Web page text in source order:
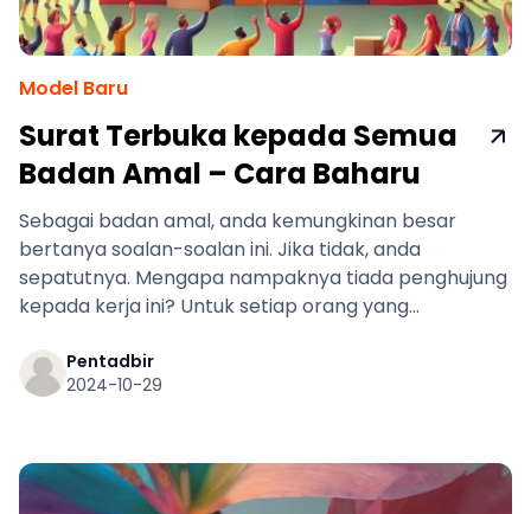
Model Baru
Surat Terbuka kepada Semua
Badan Amal – Cara Baharu
Sebagai badan amal, anda kemungkinan besar
bertanya soalan-soalan ini. Jika tidak, anda
sepatutnya. Mengapa nampaknya tiada penghujung
kepada kerja ini? Untuk setiap orang yang
Pentadbir
2024-10-29